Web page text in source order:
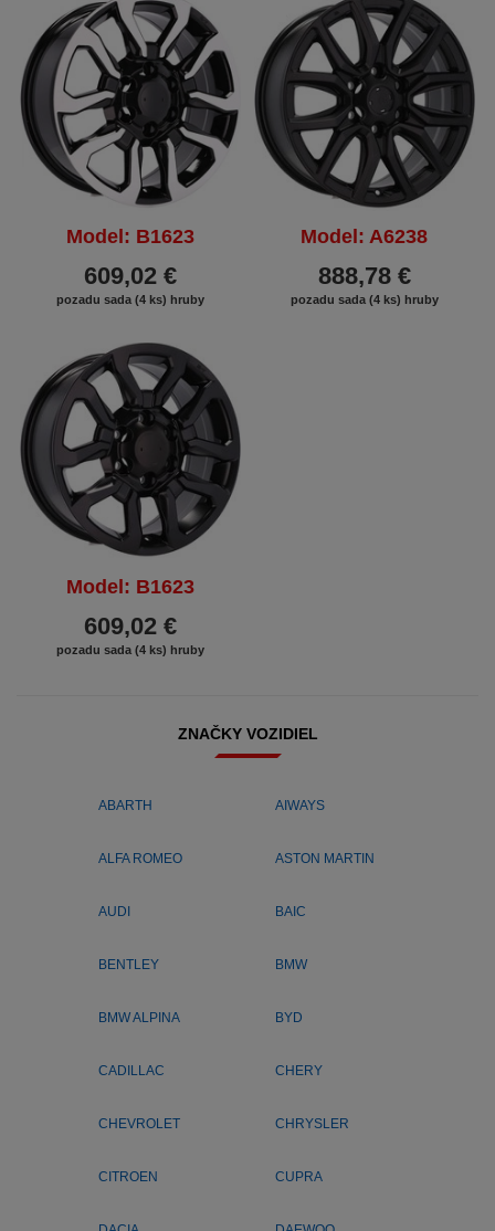
Model: B1623
609,02 €
pozadu sada (4 ks) hruby
Model: A6238
888,78 €
pozadu sada (4 ks) hruby
Model: B1623
609,02 €
pozadu sada (4 ks) hruby
ZNAČKY VOZIDIEL
ABARTH AIWAYS
ALFA ROMEO ASTON MARTIN
AUDI BAIC
BENTLEY BMW
BMW ALPINA BYD
CADILLAC CHERY
CHEVROLET CHRYSLER
CITROEN CUPRA